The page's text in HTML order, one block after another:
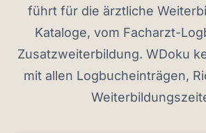
führt für die ärztliche
Kataloge, vom Facharzt-
Zusatzweiterbildung. WDoku
mit allen Logbucheinträgen,